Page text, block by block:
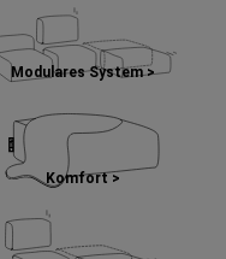
Modulares System >
Komfort >